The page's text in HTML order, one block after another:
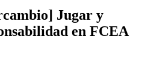
Jugar y
en FCEA